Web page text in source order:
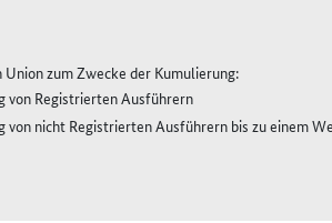
zum Zwecke der Kumulierung:
von Registrierten Ausführern
von nicht Registrierten Ausführern bis zu einem